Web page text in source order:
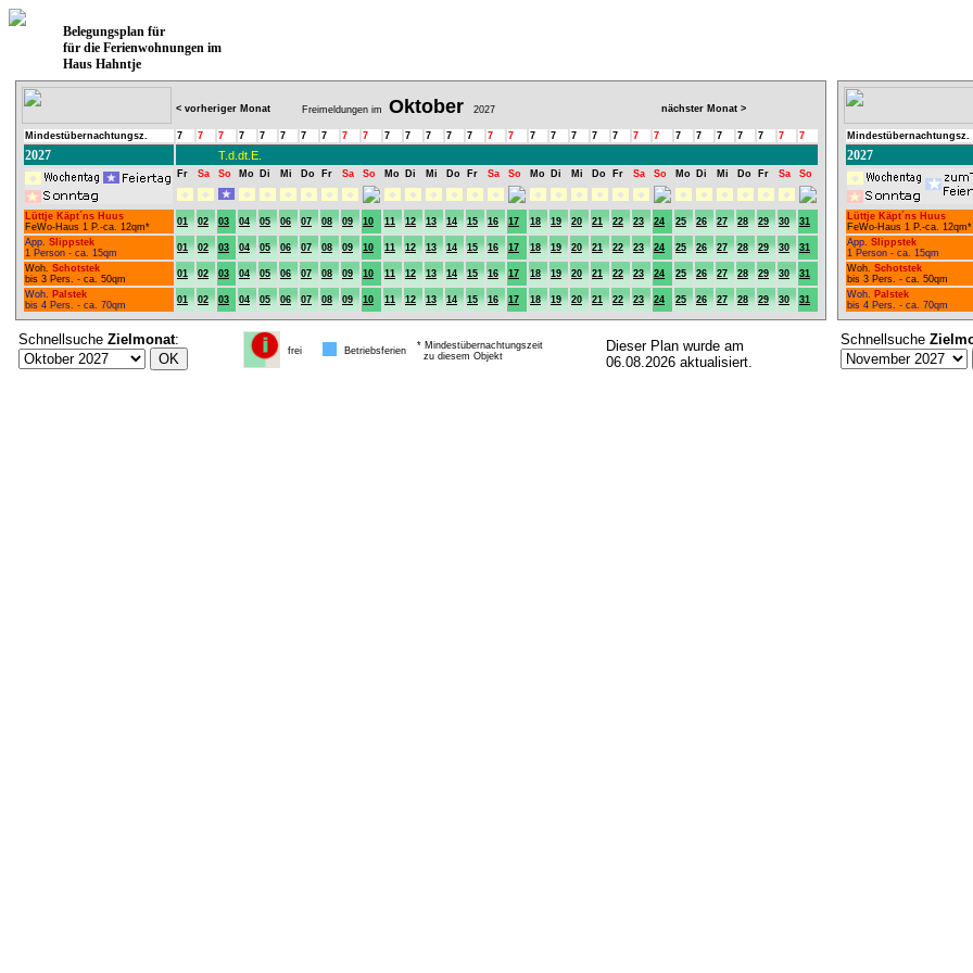
Belegungsplan für
für die Ferienwohnungen im
Haus Hahntje
< vorheriger Monat Freimeldungen im Oktober 2027 nächster Monat >
Mindestübernachtungsz. 7 7 7 7 7 7 7 7 7 7 7 7 7 7 7 7 7 7 7 7 7 7 7 7 7 7 7 7 7 7 7
2027 T.d.dt.E.
Fr Sa So Mo Di Mi Do Fr Sa So Mo Di Mi Do Fr Sa So Mo Di Mi Do Fr Sa So Mo Di Mi Do Fr Sa So
Lüttje Käpt´ns Huus
FeWo-Haus 1 P.-ca. 12qm*
01 02 03 04 05 06 07 08 09 10 11 12 13 14 15 16 17 18 19 20 21 22 23 24 25 26 27 28 29 30
31
App. Slippstek
1 Person - ca. 15qm
01 02 03 04 05 06 07 08 09 10 11 12 13 14 15 16 17 18 19 20 21 22 23 24 25 26 27 28 29 30
31
Woh. Schotstek
bis 3 Pers. - ca. 50qm
01 02 03 04 05 06 07 08 09 10 11 12 13 14 15 16 17 18 19 20 21 22 23 24 25 26 27 28 29 30
31
Woh. Palstek
bis 4 Pers. - ca. 70qm
01 02 03 04 05 06 07 08 09 10 11 12 13 14 15 16 17 18 19 20 21 22 23 24 25 26 27 28 29 30 31
Schnellsuche Zielmonat:
frei Betriebsferien
* Mindestübernachtungszeit
zu diesem Objekt
Dieser Plan wurde am
06.08.2026 aktualisiert.
Mindestübernachtungsz.
2027
Lüttje Käpt´ns Huus
FeWo-Haus 1 P.-ca. 12qm*
App. Slippstek
1 Person - ca. 15qm
Woh. Schotstek
bis 3 Pers. - ca. 50qm
Woh. Palstek
bis 4 Pers. - ca. 70qm
Schnellsuche